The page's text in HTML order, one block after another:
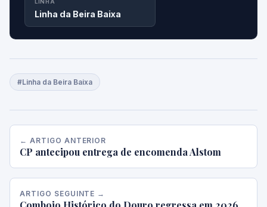
Linha da Beira Baixa
#Linha da Beira Baixa
← ARTIGO ANTERIOR
CP antecipou entrega de encomenda Alstom
ARTIGO SEGUINTE →